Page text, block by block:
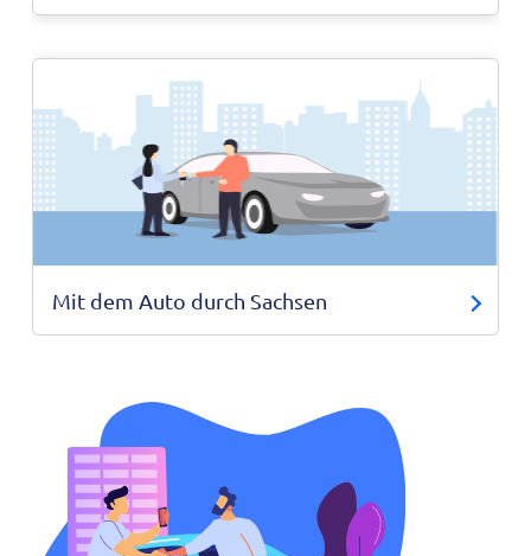
Mit dem Auto durch Sachsen